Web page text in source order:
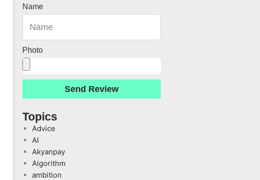
Name
Photo
Send Review
Topics
Advice
AI
Akyanpay
Algorithm
ambition